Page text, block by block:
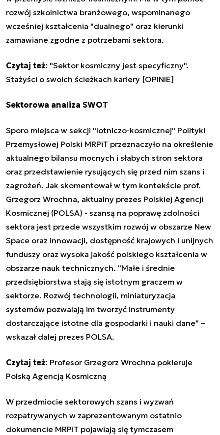
rozwój szkolnictwa branżowego, wspominanego
wcześniej kształcenia "dualnego" oraz kierunki
zamawiane zgodne z potrzebami sektora.
Czytaj też: "Sektor kosmiczny jest specyficzny".
Stażyści o swoich ścieżkach kariery [OPINIE]
Sektorowa analiza SWOT
Sporo miejsca w sekcji "lotniczo-kosmicznej" Polityki
Przemysłowej Polski MRPiT przeznaczyło na określenie
aktualnego bilansu mocnych i słabych stron sektora
oraz przedstawienie rysujących się przed nim szans i
zagrożeń. Jak skomentował w tym kontekście prof.
Grzegorz Wrochna, aktualny prezes Polskiej Agencji
Kosmicznej (POLSA) - szansą na poprawę zdolności
sektora jest przede wszystkim rozwój w obszarze New
Space oraz innowacji, dostępność krajowych i unijnych
funduszy oraz wysoka jakość polskiego kształcenia w
obszarze nauk technicznych. "Małe i średnie
przedsiębiorstwa stają się istotnym graczem w
sektorze. Rozwój technologii, miniaturyzacja
systemów pozwalają im tworzyć instrumenty
dostarczające istotne dla gospodarki i nauki dane" –
wskazał dalej prezes POLSA.
Czytaj też: Profesor Grzegorz Wrochna pokieruje
Polską Agencją Kosmiczną
W przedmiocie sektorowych szans i wyzwań
rozpatrywanych w zaprezentowanym ostatnio
dokumencie MRPiT pojawiają się tymczasem